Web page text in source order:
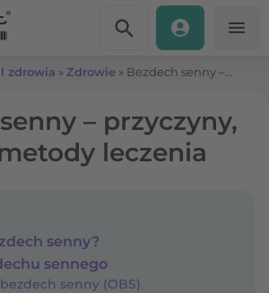
zdrowia » Zdrowie »
– przyczyny,
leczenia
senny?
sennego
senny (OBS)